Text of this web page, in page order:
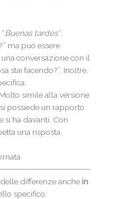
Buenas tardes”;
ma può essere
conversazione con il
stai facendo?”. Inoltre,
simile alla versione
possiede un rapporto
si ha davanti. Con
una risposta.
differenze anche in
specifico: